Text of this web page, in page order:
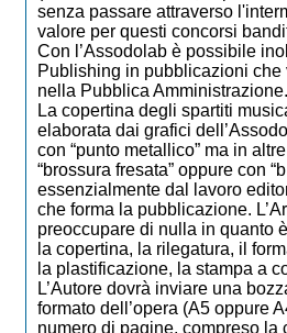
senza passare attraverso
valore per questi concorsi
Con l’Assodolab è possibile
Publishing in pubblicazioni
nella Pubblica Amministrazione.
La copertina degli spartiti
elaborata dai grafici
con “punto metallico” ma in
“brossura fresata” oppure con
essenzialmente dal lavoro
che forma la pubblicazione.
preoccupare di nulla in quanto
la copertina, la rilegatura, il
la plastificazione, la stampa a
L’Autore dovrà inviare una
formato dell’opera (A5 oppure
numero di pagine, compreso la